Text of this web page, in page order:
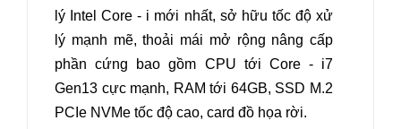
lý Intel Core - i mới nhất, sở hữu tốc độ xử
lý mạnh mẽ, thoải mái mở rộng nâng cấp
phần cứng bao gồm CPU tới Core - i7
Gen13 cực mạnh, RAM tới 64GB, SSD M.2
PCIe NVMe tốc độ cao, card đồ họa rời.